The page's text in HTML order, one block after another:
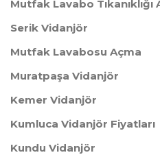
Mutfak Lavabo Tıkanıklığı
Serik Vidanjör
Mutfak Lavabosu Açma
Muratpaşa Vidanjör
Kemer Vidanjör
Kumluca Vidanjör Fiyatları
Kundu Vidanjör